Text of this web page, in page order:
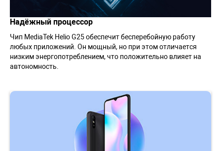
Надёжный процессор
Чип MediaTek Helio G25 обеспечит бесперебойную работу
любых приложений. Он мощный, но при этом отличается
низким энергопотреблением, что положительно влияет на
автономность.